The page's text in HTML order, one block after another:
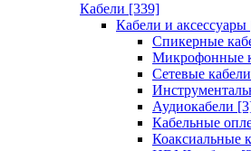
Кабели [339]
Кабели и аксессуары
Спикерные
Микрофонные
Сетевые кабели
Аудиокабели
Кабельные
Коаксиальные